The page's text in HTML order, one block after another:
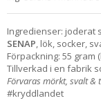
Ingredienser: joderat
SENAP , lök, socker,
Förpackning: 55 gram
Tillverkad i en fabrik
Förvaras mörkt, svalt &
#kryddlandet